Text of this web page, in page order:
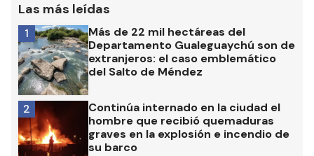
Las más leídas
Más de 22 mil hectáreas del
Departamento Gualeguaychú son de
extranjeros: el caso emblemático
del Salto de Méndez
1
Continúa internado en la ciudad el
hombre que recibió quemaduras
graves en la explosión e incendio de
su barco
2